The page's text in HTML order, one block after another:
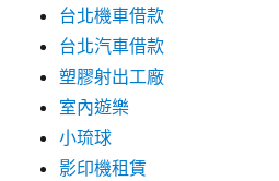
台北機車借款
台北汽車借款
塑膠射出工廠
室內遊樂
小琉球
影印機租賃